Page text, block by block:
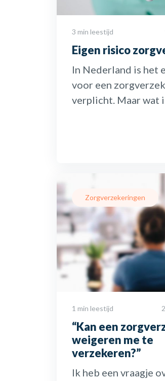
3 min leestijd
Eigen risico
In Nederland is het
voor een
verplicht. Maar wat
Zorgverzekeringen
1 min leestijd
“Kan een
weigeren me te
verzekeren?”
Ik heb een vraagje